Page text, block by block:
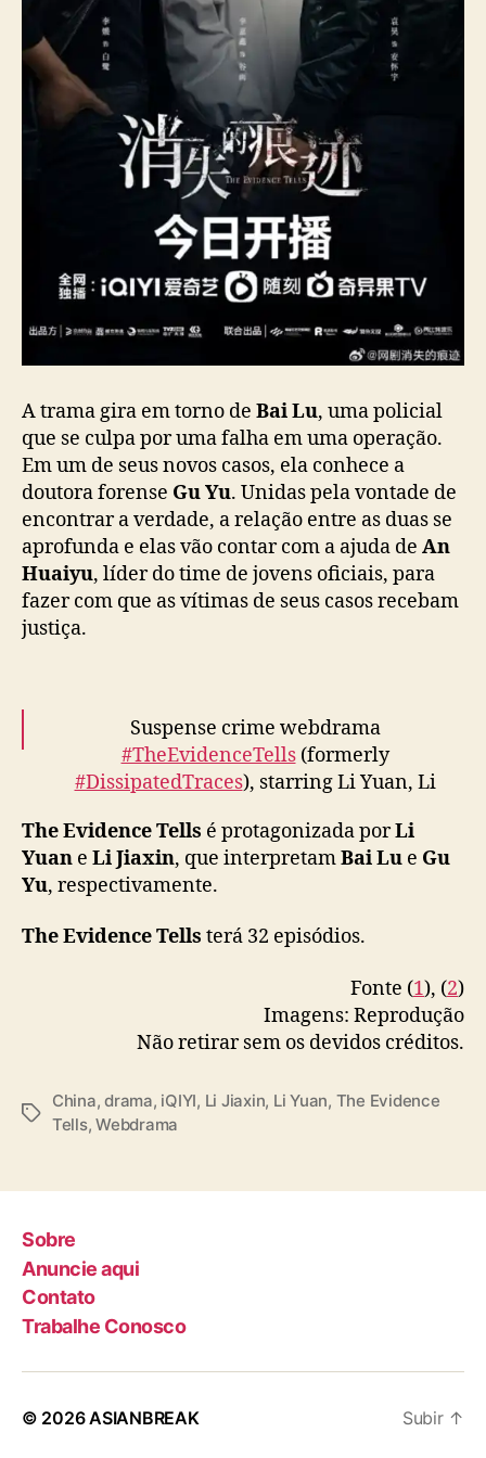
e
L
i
a
x
i
s
r
e
a
h
o
j
e
n
a
i
Q
A trama gira em torno de Bai Lu, uma policial
que se culpa por uma falha em uma operação.
Em um de seus novos casos, ela conhece a
doutora forense Gu Yu. Unidas pela vontade de
encontrar a verdade, a relação entre as duas se
aprofunda e elas vão contar com a ajuda de An
Huaiyu, líder do time de jovens oficiais, para
fazer com que as vítimas de seus casos recebam
justiça.
Suspense crime webdrama
#TheEvidenceTells(formerly
#DissipatedTraces), starring Li Yuan, Li
premiere on iQIYI#消散的痕迹#消失的痕迹
pic.twitter.com/Kdxy1Hm1XR
17, 2023
The Evidence Tells é protagonizada porLi
Yuan e Li Jiaxin, que interpretamBai Lu e Gu
Yu, respectivamente.
The Evidence Tells terá 32 episódios.
Fonte (1), (2)
Imagens: Reprodução
Não retirar sem os devidos créditos.
T
China,drama, iQIYI, Li Jiaxin, Li Yuan, The Evidence
Tells,Webdrama
Sobre
Anuncie aqui
Contato
Trabalhe Conosco
© 2026ASIANBREAK Subir ↑